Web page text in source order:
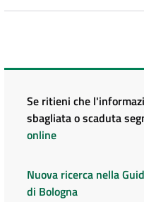
Se ritieni che
sbagliata o scaduta
online
Nuova ricerca nella
di Bologna